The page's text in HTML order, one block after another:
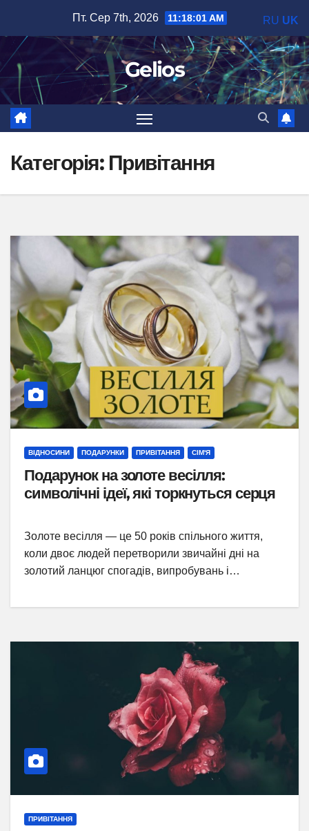
вмісту
Пт. Сер 7th, 2026 11:18:02 AM
Gelios
Категорія: Привітання
ВІДНОСИНИ ПОДАРУНКИ ПРИВІТАННЯ СІМ'Я
Подарунок на золоте весілля:
символічні ідеї, які торкнуться серця
Золоте весілля — це 50 років спільного життя,
коли двоє людей перетворили звичайні дні на
золотий ланцюг спогадів, випробувань і…
ПРИВІТАННЯ
RU UK